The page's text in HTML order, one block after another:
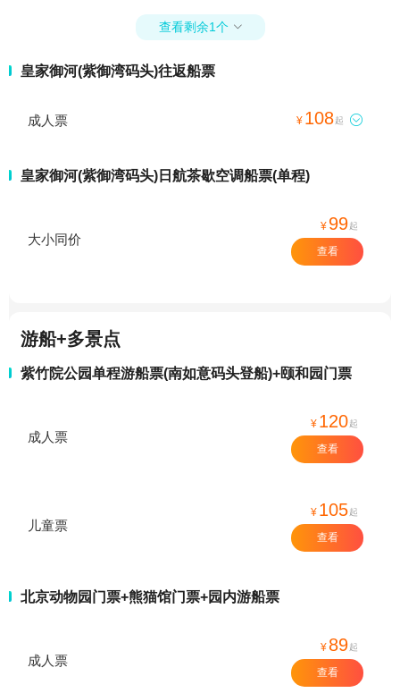
查看剩余1个 
皇家御河(紫御湾码头)往返船票
成人票 ¥ 108起 
皇家御河(紫御湾码头)日航茶歇空调船票(单程)
大小同价
¥ 99起
查看
游船+多景点
紫竹院公园单程游船票(南如意码头登船)+颐和园门票
成人票
¥ 120起
查看
儿童票
¥ 105起
查看
北京动物园门票+熊猫馆门票+园内游船票
成人票
¥ 89起
查看